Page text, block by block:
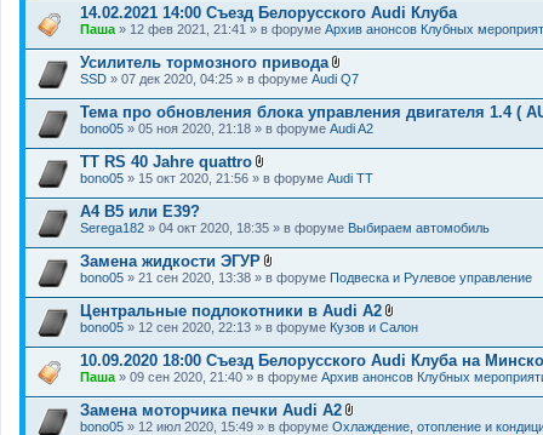
14.02.2021 14:00 Съезд Белорусского Audi Клуба
Паша » 12 фев 2021, 21:41 » в форуме Архив анонсов Клубных
Усилитель тормозного привода
В
л
о
ж
е
н
я
SSD » 07 дек 2020, 04:25 » в форуме Audi Q7
Тема про обновления блока управления двигателя 1.4 (
bono05 » 05 ноя 2020, 21:18 » в форуме Audi A2
TT RS 40 Jahre quattro
В
о
е
н
и
я
bono05 » 15 окт 2020, 21:56 » в форуме Audi TT
A4 B5 или E39?
Serega182 » 04 окт 2020, 18:35 » в форуме Выбираем автомобиль
Замена жидкости ЭГУР
В
о
ж
е
н
и
я
bono05 » 21 сен 2020, 13:38 » в форуме Подвеска и Рулевое управление
Центральные подлокотники в Audi A2
В
о
ж
е
н
я
bono05 » 12 сен 2020, 22:13 » в форуме Кузов и Салон
10.09.2020 18:00 Съезд Белорусского Audi Клуба на
Паша » 09 сен 2020, 21:40 » в форуме Архив анонсов Клубных
Замена моторчика печки Audi A2
В
bono05 » 12 июл 2020, 15:49 » в форуме Охлаждение, отопление и